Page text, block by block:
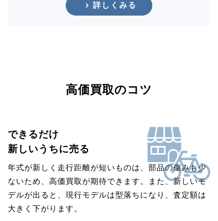
詳しくみる
高価買取のコツ
できるだけ
新しいうちに売る
年式が新しく走行距離が短いものは、部品の傷みも少
ないため、高価買取が期待できます。また、新しいモ
デルが出ると、現行モデルは型落ちになり、査定額は
大きく下がります。